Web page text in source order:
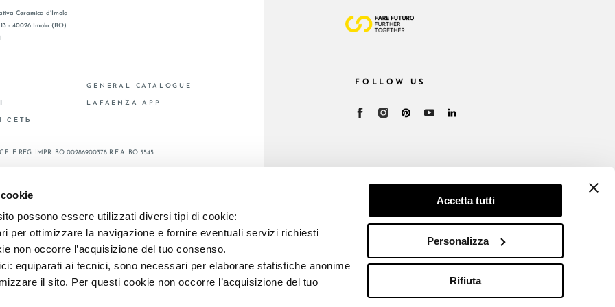
possono essere utilizzati diversi tipi di cookie:
per ottimizzare la navigazione e fornire eventuali servizi richiesti
non occorre l’acquisizione del tuo consenso.
equiparati ai tecnici, sono necessari per elaborare statistiche anonime
il sito. Per questi cookie non occorre l’acquisizione del tuo
Accetta tutti
Personalizza
Rifiuta
Ceramica d’Imola
- 40026 Imola (BO)
СЕТЬ
GENERAL CATALOGUE
LAFAENZA APP
FOLLOW US
E REG. IMPR. BO 00286900378 R.E.A. BO 5545